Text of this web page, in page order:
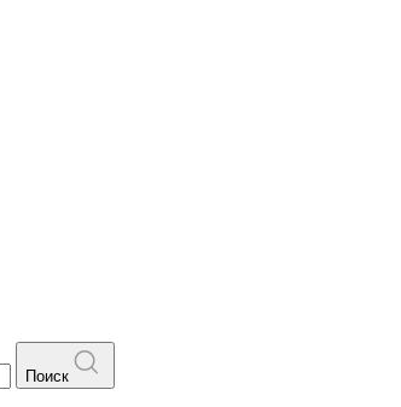
Поиск